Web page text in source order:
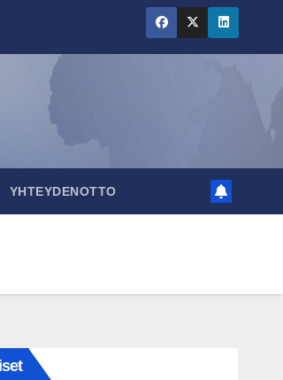
YHTEYDENOTTO